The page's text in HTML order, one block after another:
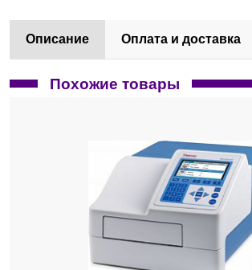
Описание Оплата и доставка
Похожие товары